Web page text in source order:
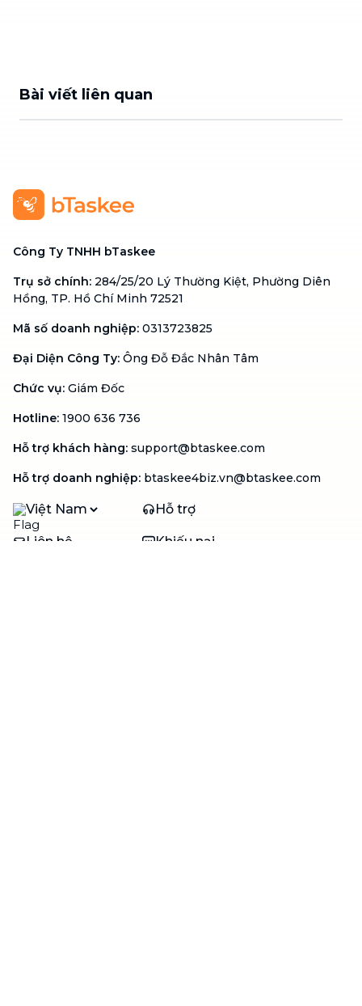
Bài viết liên quan
Công Ty TNHH bTaskee
Trụ sở chính: 284/25/20 Lý Thường Kiệt, Phường Diên
Hồng, TP. Hồ Chí Minh 72521
Mã số doanh nghiệp: 0313723825
Đại Diện Công Ty: Ông Đỗ Đắc Nhân Tâm
Chức vụ: Giám Đốc
Hotline: 1900 636 736
Hỗ trợ khách hàng: support@btaskee.com
Hỗ trợ doanh nghiệp: btaskee4biz.vn@btaskee.com
Việt Nam Hỗ trợ
Liên hệ Khiếu nại